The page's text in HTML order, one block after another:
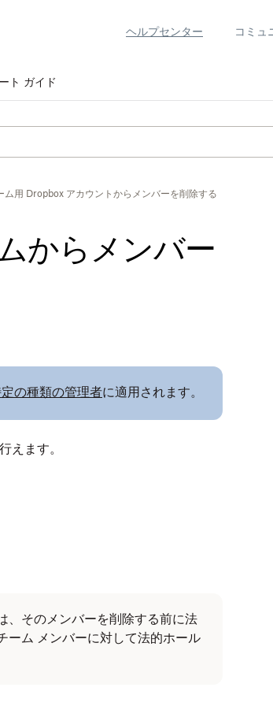
ヘルプセンター コミュ
ト ガイド
ム用 Dropbox アカウントからメンバーを削除する
からメンバー
の種類の管理者に適用されます。
えます。
、そのメンバーを削除する前に法
ーム メンバーに対して法的ホール